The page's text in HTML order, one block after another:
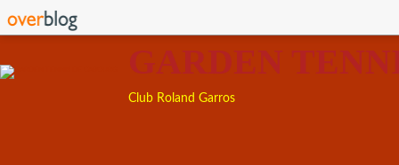
GARDEN
Club Roland Garros